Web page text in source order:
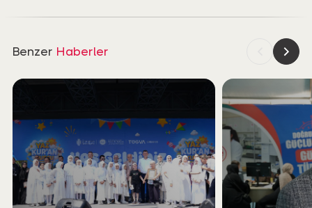
Benzer Haberler